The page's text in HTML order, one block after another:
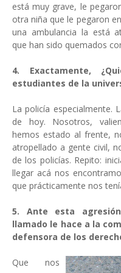
está muy grave, le
otra niña que le pegaron
una ambulancia la está
que han sido quemados
4. Exactamente,
estudiantes de la
La policía especialmente.
de hoy. Nosotros,
hemos estado al frente,
atropellado a gente civil,
de los policías. Repito:
llegar acá nos
que prácticamente nos
5. Ante esta
llamado le hace a la
defensora de los
Que nos